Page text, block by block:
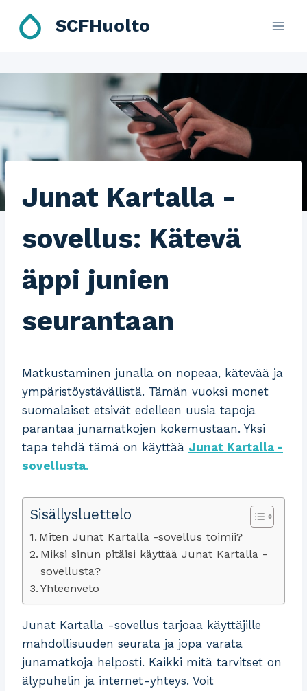
SCFHuolto
Junat Kartalla -
sovellus: Kätevä
äppi junien
seurantaan
Matkustaminen junalla on nopeaa, kätevää ja
ympäristöystävällistä. Tämän vuoksi monet
suomalaiset etsivät edelleen uusia tapoja
parantaa junamatkojen kokemustaan. Yksi
tapa tehdä tämä on käyttää Junat Kartalla -
sovellusta.
Sisällysluettelo
Miten Junat Kartalla -sovellus toimii?
Miksi sinun pitäisi käyttää Junat Kartalla -
sovellusta?
Yhteenveto
Junat Kartalla -sovellus tarjoaa käyttäjille
mahdollisuuden seurata ja jopa varata
junamatkoja helposti. Kaikki mitä tarvitset on
älypuhelin ja internet-yhteys. Voit